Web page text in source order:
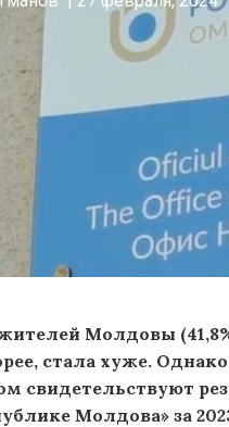
Молдовы
стала хуже.
свидетельствуют
Молдова» за